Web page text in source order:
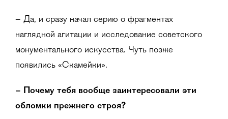
– Да, и сразу начал серию о фрагментах
наглядной агитации и исследование советского
монументального искусства. Чуть позже
появились «Скамейки».
– Почему тебя вообще заинтересовали эти
обломки прежнего строя?